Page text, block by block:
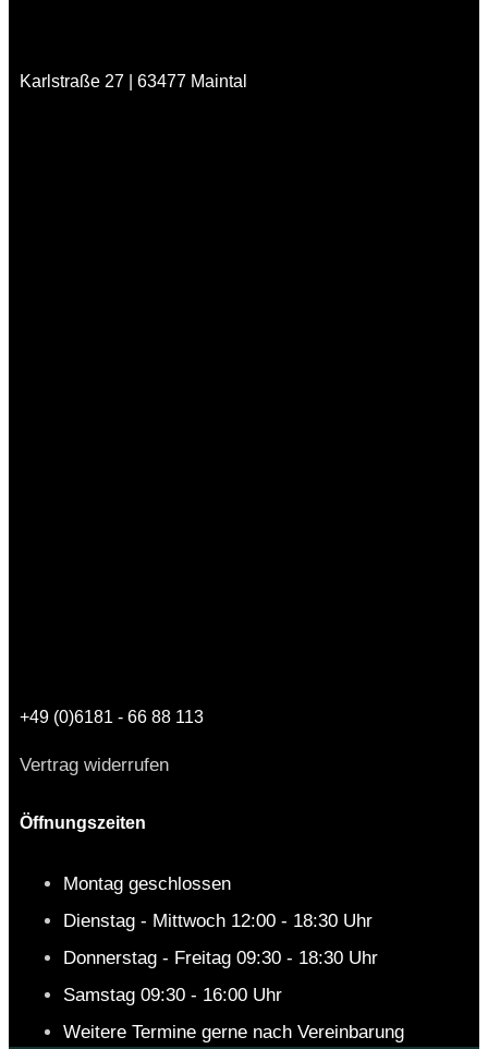
Karlstraße 27 | 63477 Maintal
+49 (0)6181 - 66 88 113
Vertrag widerrufen
Öffnungszeiten
Montag geschlossen
Dienstag - Mittwoch 12:00 - 18:30 Uhr
Donnerstag - Freitag 09:30 - 18:30 Uhr
Samstag 09:30 - 16:00 Uhr
Weitere Termine gerne nach Vereinbarung